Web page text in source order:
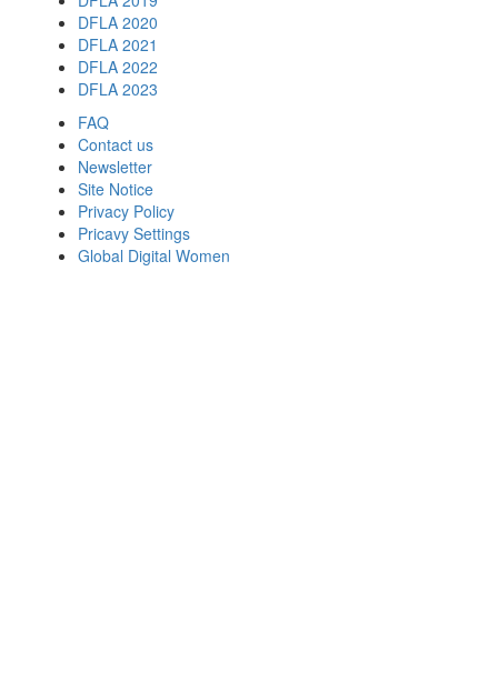
DFLA 2020
DFLA 2021
DFLA 2022
DFLA 2023
FAQ
Contact us
Newsletter
Site Notice
Privacy Policy
Pricavy Settings
Global Digital Women